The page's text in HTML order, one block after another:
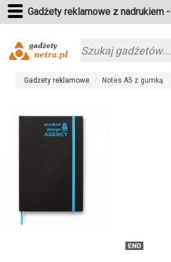
Gadżety reklamowe z nadrukiem
Gadżety reklamowe Notes A5 z gumką